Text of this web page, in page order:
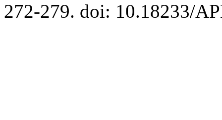
272-279. doi: 10.18233/